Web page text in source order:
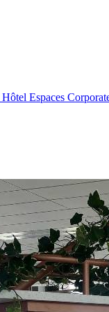
Hôtel Espaces